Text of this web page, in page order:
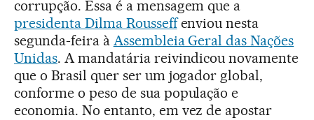
corrupção. Essa é a mensagem que a
presidenta Dilma Rousseffenviou nesta
segunda-feira à Assembleia Geral das Nações
Unidas. A mandatária reivindicou novamente
que o Brasil quer ser um jogador global,
conforme o peso de sua população e
economia. No entanto, em vez de apostar